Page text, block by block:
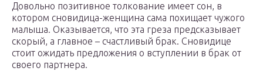
Довольно позитивное толкование имеет сон, в
котором сновидица-женщина сама похищает чужого
малыша. Оказывается, что эта греза предсказывает
скорый, а главное – счастливый брак. Сновидице
стоит ожидать предложения о вступлении в брак от
своего партнера.